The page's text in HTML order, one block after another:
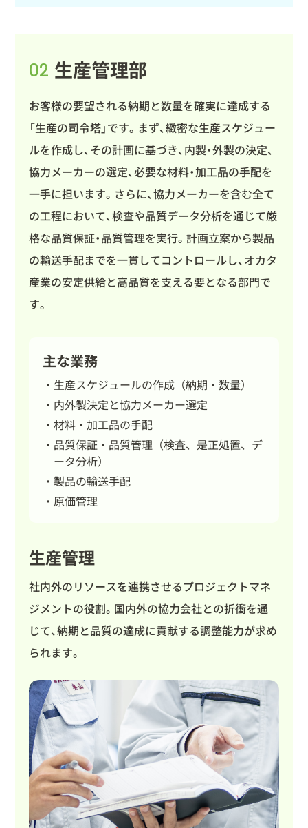
02 生産管理部
お客様の要望される納期と数量を確実に達成する
「生産の司令塔」です。まず、緻密な生産スケジュー
ルを作成し、その計画に基づき、内製・外製の決定、
協力メーカーの選定、必要な材料・加工品の手配を
一手に担います。さらに、協力メーカーを含む全て
の工程において、検査や品質データ分析を通じて厳
格な品質保証・品質管理を実行。計画立案から製品
の輸送手配までを一貫してコントロールし、オカタ
産業の安定供給と高品質を支える要となる部門で
す。
主な業務
生産スケジュールの作成（納期・数量）
内外製決定と協力メーカー選定
材料・加工品の手配
品質保証・品質管理（検査、是正処置、デ
ータ分析）
製品の輸送手配
原価管理
生産管理
社内外のリソースを連携させるプロジェクトマネ
ジメントの役割。国内外の協力会社との折衝を通
じて、納期と品質の達成に貢献する調整能力が求め
られます。